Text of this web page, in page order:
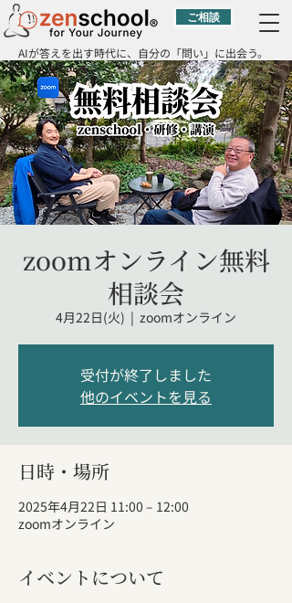
ご相談
AIが答えを出す時代に、自分の「問い」に出会う。
zoomオンライン無料
相談会
4月22日(火)
  |
zoomオンライン
受付が終了しました
他のイベントを見る
日時・場所
2025年4月22日 11:00 – 12:00
zoomオンライン
イベントについて